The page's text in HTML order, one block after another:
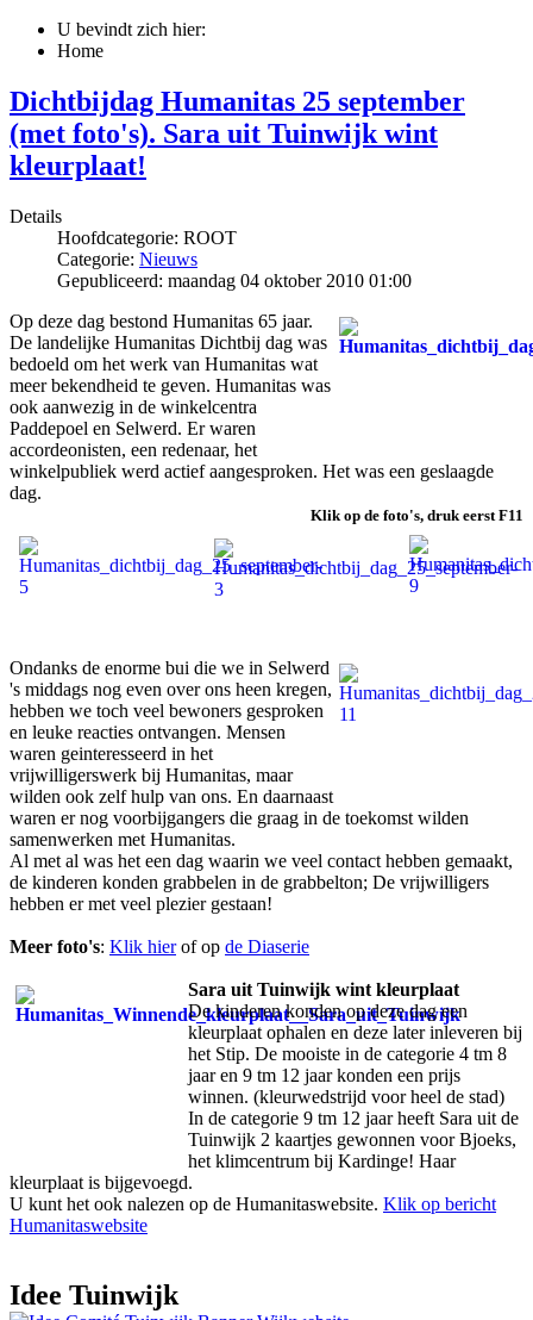
U bevindt zich hier:
Home
Dichtbijdag Humanitas 25 september
(met foto's). Sara uit Tuinwijk wint
kleurplaat!
Details
Hoofdcategorie: ROOT
Categorie: Nieuws
Gepubliceerd: maandag 04 oktober 2010 01:00
Op deze dag bestond Humanitas 65 jaar.
De landelijke Humanitas Dichtbij dag was
bedoeld om het werk van Humanitas wat
meer bekendheid te geven. Humanitas was
ook aanwezig in de winkelcentra
Paddepoel en Selwerd. Er waren
accordeonisten, een redenaar, het
winkelpubliek werd actief aangesproken. Het was een geslaagde
dag.
Klik op de foto's, druk eerst F11
Ondanks de enorme bui die we in Selwerd
's middags nog even over ons heen kregen,
hebben we toch veel bewoners gesproken
en leuke reacties ontvangen. Mensen
waren geinteresseerd in het
vrijwilligerswerk bij Humanitas, maar
wilden ook zelf hulp van ons. En daarnaast
waren er nog voorbijgangers die graag in de toekomst wilden
samenwerken met Humanitas.
Al met al was het een dag waarin we veel contact hebben gemaakt,
de kinderen konden grabbelen in de grabbelton; De vrijwilligers
hebben er met veel plezier gestaan!
Meer foto's: Klik hierof op de Diaserie
Sara uit Tuinwijk wint kleurplaat
De kinderen konden op deze dag een
kleurplaat ophalen en deze later inleveren bij
het Stip. De mooiste in de categorie 4 tm 8
jaar en 9 tm 12 jaar konden een prijs
winnen. (kleurwedstrijd voor heel de stad)
In de categorie 9 tm 12 jaar heeft Sara uit de
Tuinwijk 2 kaartjes gewonnen voor Bjoeks,
het klimcentrum bij Kardinge! Haar
kleurplaat is bijgevoegd.
U kunt het ook nalezen op de Humanitaswebsite. Klik op bericht
Humanitaswebsite
Idee Tuinwijk